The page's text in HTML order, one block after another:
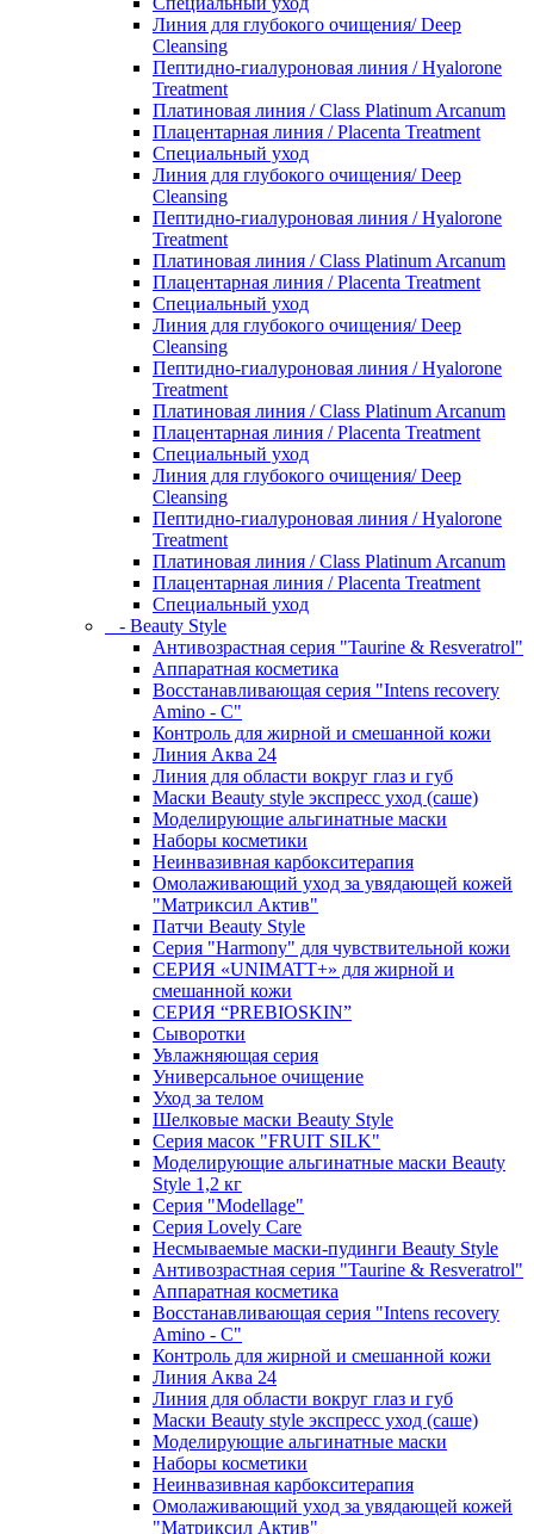
Линия для глубокого очищения/ Deep
Cleansing
Пептидно-гиалуроновая линия / Hyalorone
Treatment
Платиновая линия / Class Platinum Arcanum
Плацентарная линия / Placenta Treatment
Специальный уход
Линия для глубокого очищения/ Deep
Cleansing
Пептидно-гиалуроновая линия / Hyalorone
Treatment
Платиновая линия / Class Platinum Arcanum
Плацентарная линия / Placenta Treatment
Специальный уход
Линия для глубокого очищения/ Deep
Cleansing
Пептидно-гиалуроновая линия / Hyalorone
Treatment
Платиновая линия / Class Platinum Arcanum
Плацентарная линия / Placenta Treatment
Специальный уход
Линия для глубокого очищения/ Deep
Cleansing
Пептидно-гиалуроновая линия / Hyalorone
Treatment
Платиновая линия / Class Platinum Arcanum
Плацентарная линия / Placenta Treatment
Специальный уход
- Beauty Style
Антивозрастная серия "Taurine & Resveratrol"
Аппаратная косметика
Восстанавливающая серия "Intens recovery
Amino - C"
Контроль для жирной и смешанной кожи
Линия Аква 24
Линия для области вокруг глаз и губ
Маски Beauty style экспресс уход (саше)
Моделирующие альгинатные маски
Наборы косметики
Неинвазивная карбокситерапия
Омолаживающий уход за увядающей кожей
"Матриксил Актив"
Патчи Beauty Style
Серия "Harmony" для чувствительной кожи
СЕРИЯ «UNIMATT+» для жирной и
смешанной кожи
СЕРИЯ “PREBIOSKIN”
Сыворотки
Увлажняющая серия
Универсальное очищение
Уход за телом
Шелковые маски Beauty Style
Серия масок "FRUIT SILK"
Моделирующие альгинатные маски Beauty
Style 1,2 кг
Серия "Modellage"
Cерия Lovely Care
Несмываемые маски-пудинги Beauty Style
Антивозрастная серия "Taurine & Resveratrol"
Аппаратная косметика
Восстанавливающая серия "Intens recovery
Amino - C"
Контроль для жирной и смешанной кожи
Линия Аква 24
Линия для области вокруг глаз и губ
Маски Beauty style экспресс уход (саше)
Моделирующие альгинатные маски
Наборы косметики
Неинвазивная карбокситерапия
Омолаживающий уход за увядающей кожей
"Матриксил Актив"